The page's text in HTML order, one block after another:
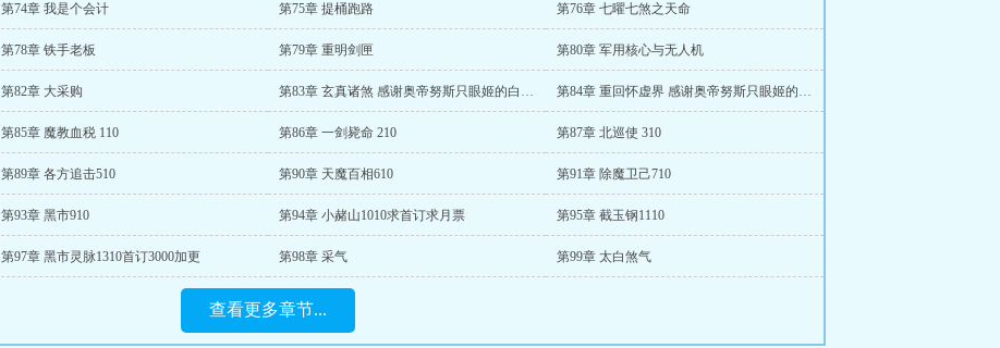
第74章 我是个会计 第75章 提桶跑路 第76章 七曜七煞之天命
第78章 铁手老板 第79章 重明剑匣 第80章 军用核心与无人机
第82章 大采购 第83章 玄真诸煞 感谢奥帝努斯只眼姬的白银盟加更 第84章 重回怀虚界 感谢奥帝努斯只眼姬的白银盟加更
第85章 魔教血税 110 第86章 一剑毙命 210 第87章 北巡使 310
第89章 各方追击510 第90章 天魔百相610 第91章 除魔卫己710
第93章 黑市910 第94章 小赭山1010求首订求月票 第95章 截玉钢1110
第97章 黑市灵脉1310首订3000加更 第98章 采气 第99章 太白煞气
查看更多章节...